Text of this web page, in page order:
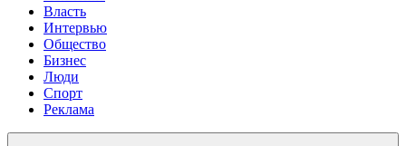
Власть
Интервью
Общество
Бизнес
Люди
Спорт
Реклама